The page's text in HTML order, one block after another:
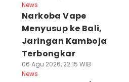
News
Narkoba Vape
Menyusup ke Bali,
Jaringan Kamboja
Terbongkar
06 Agu 2026, 22:15 WIB
News